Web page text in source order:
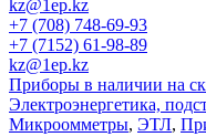
kz@1ep.kz
+7 (708) 748-69-93
+7 (7152) 61-98-89
kz@1ep.kz
Приборы в наличии на
Электроэнергетика,
Микроомметры, ЭТЛ,